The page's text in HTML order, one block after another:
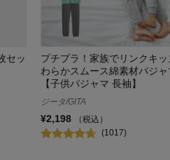
セッ
プチプラ！家族でリンクキッ
わらかスムース綿素材パジャ
【子供パジャマ 長袖】
ジータ/GITA
¥2,198
（税込）
(1017)